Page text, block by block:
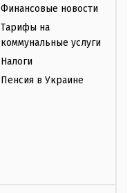
Финансовые новости
Тарифы на
коммунальные услуги
Налоги
Пенсия в Украине